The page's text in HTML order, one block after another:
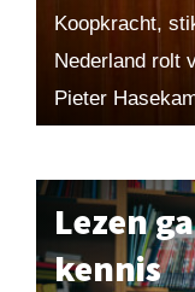
Koopkracht,
Nederland rolt
Pieter
Lezen
kennis